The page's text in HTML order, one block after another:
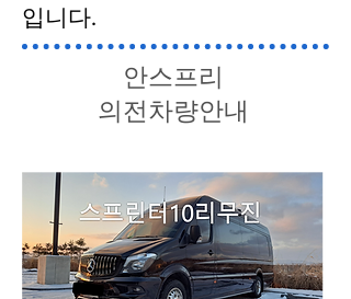
입니다.
안스프리
의전차량안내